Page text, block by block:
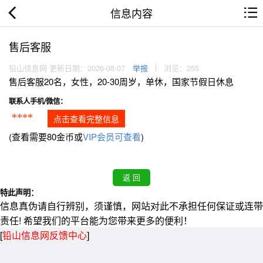
信息内容
售后客服
铅山信息网 更新日期：2026-08-07 举报 浏览：255
售后客服20名，女性，20-30周岁，单休，国家节假日休息
联系人手机/微信：
**** 点击查看完整信息
(查看需要80金币或VIP会员可查看)
特此声明：
信息真伪请自行辨别，须谨慎，网站对此不承担任何保证或连带
责任! 希望我们的平台能为您带来更多的便利！
[铅山信息网反馈中心]